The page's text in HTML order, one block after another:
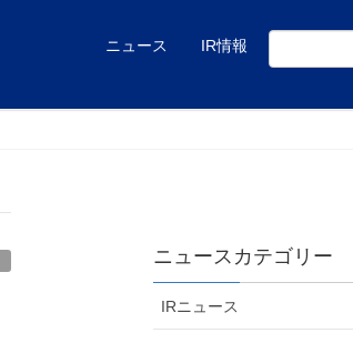
ニュース IR情報
ニュースカテゴリー
IRニュース